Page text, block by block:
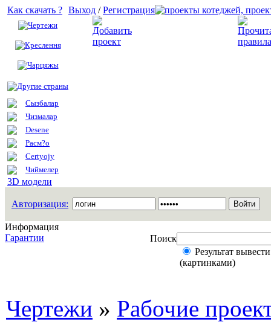
Как скачать ?
Чертежи
Креслення
Чарцяжы
Другие страны
Сызбалар
Чизмалар
Desene
Расм?о
Certyojy
Чиймелер
3D модели
Выход /Регистрация
Авторизация:
Информация
Гарантии
Поиск
Результат
(картинками)
Чертежи » Рабочие